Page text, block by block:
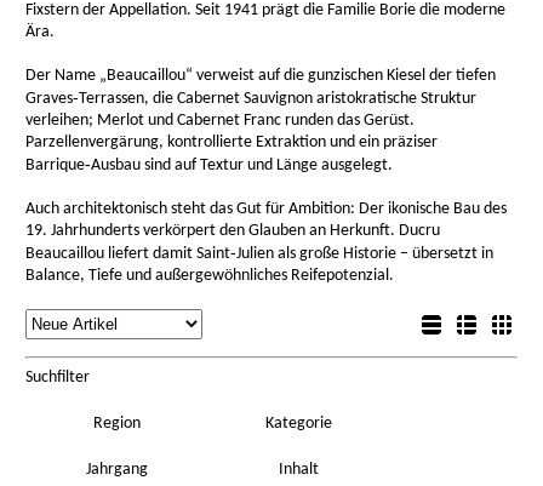
Fixstern der Appellation. Seit 1941 prägt die Familie Borie die moderne
Ära.
Der Name „Beaucaillou“ verweist auf die gunzischen Kiesel der tiefen
Graves‑Terrassen, die Cabernet Sauvignon aristokratische Struktur
verleihen; Merlot und Cabernet Franc runden das Gerüst.
Parzellenvergärung, kontrollierte Extraktion und ein präziser
Barrique‑Ausbau sind auf Textur und Länge ausgelegt.
Auch architektonisch steht das Gut für Ambition: Der ikonische Bau des
19. Jahrhunderts verkörpert den Glauben an Herkunft. Ducru
Beaucaillou liefert damit Saint‑Julien als große Historie – übersetzt in
Balance, Tiefe und außergewöhnliches Reifepotenzial.
Listenansicht
Sortierung
Suchfilter
Region Kategorie
Jahrgang Inhalt